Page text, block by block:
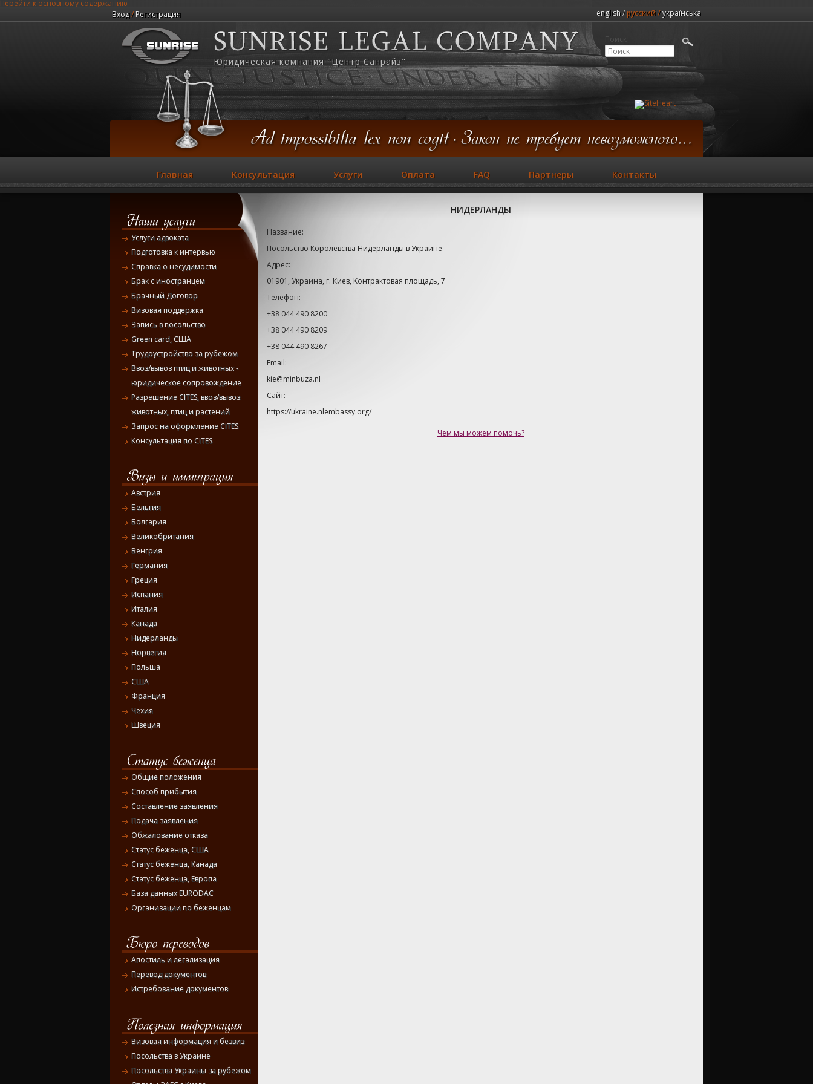
Перейти к основному содержанию
Вход/ Регистрация english русский українська
Юридическая компания "Центр Санрайз"
Поиск
Главная Консультация Услуги Оплата FAQ Партнеры Контакты
Услуги адвоката
Подготовка к интервью
Справка о несудимости
Брак с иностранцем
Брачный Договор
Визовая поддержка
Запись в посольство
Green card, США
Трудоустройство за рубежом
Ввоз/вывоз птиц и животных -
юридическое сопровождение
Разрешение CITES, ввоз/вывоз
животных, птиц и растений
Запрос на оформление CITES
Консультация по CITES
Австрия
Бельгия
Болгария
Великобритания
Венгрия
Германия
Греция
Испания
Италия
Канада
Нидерланды
Норвегия
Польша
США
Франция
Чехия
Швеция
Общие положения
Способ прибытия
Составление заявления
Подача заявления
Обжалование отказа
Статус беженца, США
Статус беженца, Канада
Статус беженца, Европа
База данных EURODAC
Организации по беженцам
Апостиль и легализация
Перевод документов
Истребование документов
Визовая информация и безвиз
Посольства в Украине
Посольства Украины за рубежом
НИДЕРЛАНДЫ
Название:
Посольство Королевства Нидерланды в Украине
Адрес:
01901, Украина, г. Киев, Контрактовая площадь, 7
Телефон:
+38 044 490 8200
+38 044 490 8209
+38 044 490 8267
Email:
kie@minbuza.nl
Сайт:
https://ukraine.nlembassy.org/
Чем мы можем помочь?